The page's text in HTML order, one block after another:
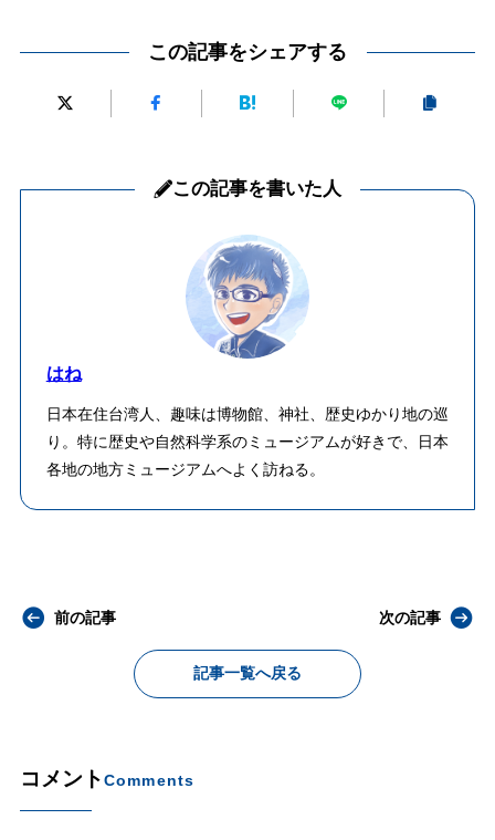
この記事をシェアする
この記事を書いた人
はね
日本在住台湾人、趣味は博物館、神社、歴史ゆかり地の巡
り。特に歴史や自然科学系のミュージアムが好きで、日本
各地の地方ミュージアムへよく訪ねる。
前の記事
記事一覧へ戻る
次の記事
コメントComments